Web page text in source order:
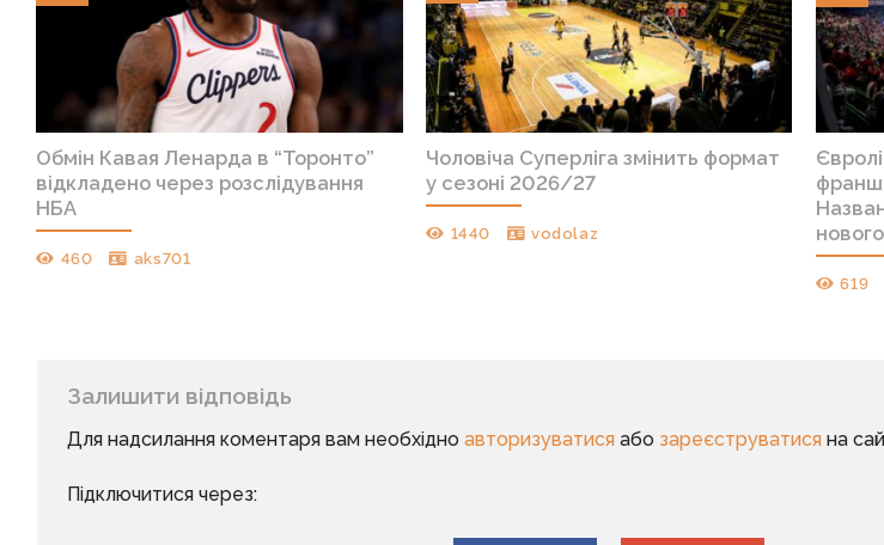
Обмін Кавая Ленарда в “Торонто”
відкладено через розслідування
НБА
460 aks701
Чоловіча Суперліга змінить формат
у сезоні 2026/27
1440 vodolaz
619
Залишити відповідь
Для надсилання коментаря вам необхідно авторизуватисяабо зареєструватисяна
Підключитися через: